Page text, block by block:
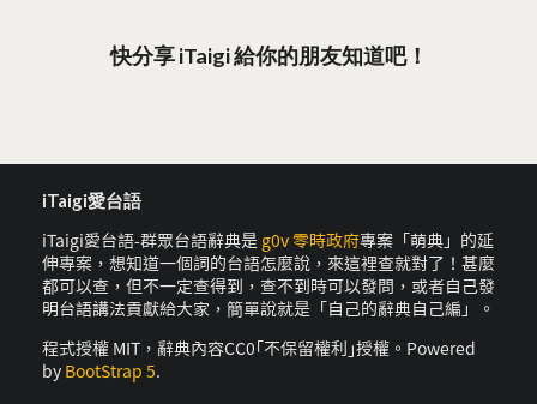
快分享 iTaigi 給你的朋友知道吧！
iTaigi愛台語
iTaigi愛台語-群眾台語辭典是 g0v 零時政府專案「萌典」的延
伸專案，想知道一個詞的台語怎麼說，來這裡查就對了！甚麼
都可以查，但不一定查得到，查不到時可以發問，或者自己發
明台語講法貢獻給大家，簡單說就是「自己的辭典自己編」。
程式授權 MIT，辭典內容CC0｢不保留權利｣授權。Powered
by BootStrap 5.